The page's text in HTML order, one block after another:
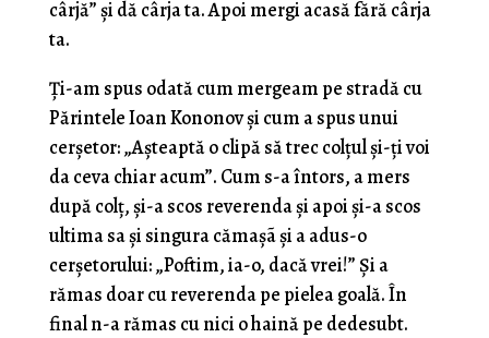
cârjă” şi dă cârja ta. Apoi mergi acasă fără cârja
ta.
Ţi-am spus odată cum mergeam pe stradă cu
Părintele Ioan Kononov şi cum a spus unui
cerşetor: „Aşteaptă o clipă să trec colţul şi-ţi voi
da ceva chiar acum”. Cum s-a întors, a mers
după colţ, şi-a scos reverenda şi apoi şi-a scos
ultima sa şi singura cămaşã şi a adus-o
cerşetorului: „Poftim, ia-o, dacă vrei!” Şi a
rămas doar cu reverenda pe pielea goală. În
final n-a rămas cu nici o haină pe dedesubt.